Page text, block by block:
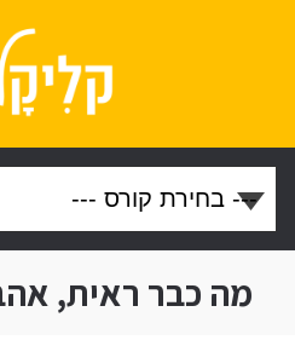
מה כבר ראית,